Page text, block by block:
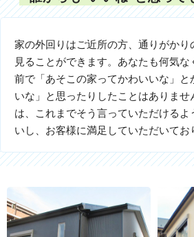
家の外回りはご近所の方、通りがかり
見ることができます。あなたも何気
前で「あそこの家ってかわいいな」
いな」と思ったりしたことはありま
は、これまでそう言っていただける
いし、お客様に満足していただいてお